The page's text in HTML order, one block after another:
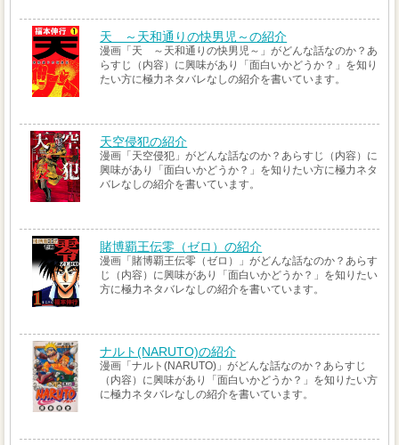
天 ～天和通りの快男児～の紹介
漫画「天 ～天和通りの快男児～」がどんな話なのか？あ
らすじ（内容）に興味があり「面白いかどうか？」を知り
たい方に極力ネタバレなしの紹介を書いています。
天空侵犯の紹介
漫画「天空侵犯」がどんな話なのか？あらすじ（内容）に
興味があり「面白いかどうか？」を知りたい方に極力ネタ
バレなしの紹介を書いています。
賭博覇王伝零（ゼロ）の紹介
漫画「賭博覇王伝零（ゼロ）」がどんな話なのか？あらす
じ（内容）に興味があり「面白いかどうか？」を知りたい
方に極力ネタバレなしの紹介を書いています。
ナルト(NARUTO)の紹介
漫画「ナルト(NARUTO)」がどんな話なのか？あらすじ
（内容）に興味があり「面白いかどうか？」を知りたい方
に極力ネタバレなしの紹介を書いています。